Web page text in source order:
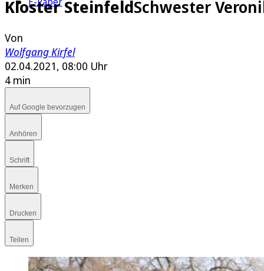
Kloster SteinfeldSchwester
Von
Wolfgang Kirfel
02.04.2021, 08:00 Uhr
4 min
Auf Google bevorzugen
Anhören
Schrift
Merken
Drucken
Teilen